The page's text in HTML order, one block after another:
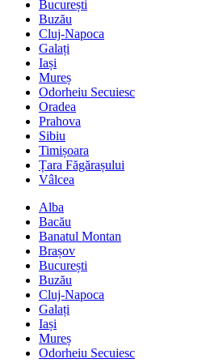
București
Buzău
Cluj-Napoca
Galați
Iași
Mureș
Odorheiu Secuiesc
Oradea
Prahova
Sibiu
Timișoara
Țara Făgărașului
Vâlcea
Alba
Bacău
Banatul Montan
Brașov
București
Buzău
Cluj-Napoca
Galați
Iași
Mureș
Odorheiu Secuiesc